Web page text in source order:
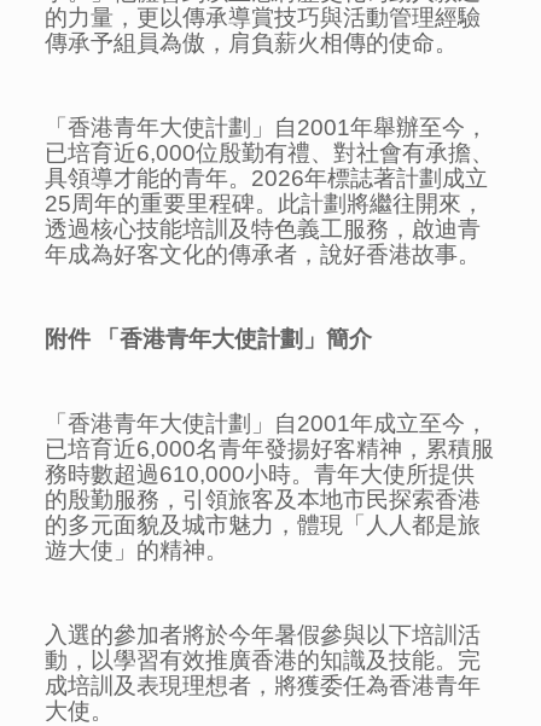
的力量，更以傳承導賞技巧與活動管理經驗
傳承予組員為傲，肩負薪火相傳的使命。
「香港青年大使計劃」自2001年舉辦至今，
已培育近6,000位殷勤有禮、對社會有承擔、
具領導才能的青年。2026年標誌著計劃成立
25周年的重要里程碑。此計劃將繼往開來，
透過核心技能培訓及特色義工服務，啟迪青
年成為好客文化的傳承者，說好香港故事。
附件 「香港青年大使計劃」簡介
「香港青年大使計劃」自2001年成立至今，
已培育近6,000名青年發揚好客精神，累積服
務時數超過610,000小時。青年大使所提供
的殷勤服務，引領旅客及本地市民探索香港
的多元面貌及城市魅力，體現「人人都是旅
遊大使」的精神。
入選的參加者將於今年暑假參與以下培訓活
動，以學習有效推廣香港的知識及技能。完
成培訓及表現理想者，將獲委任為香港青年
大使。